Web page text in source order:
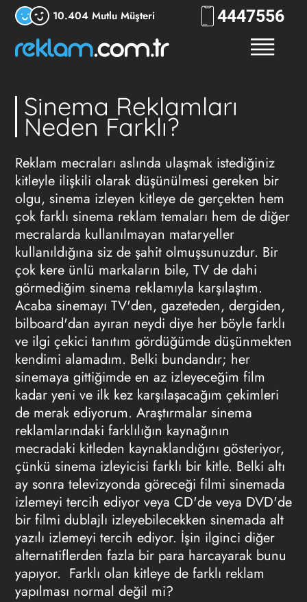
10.404 Mutlu Müşteri 4447556
Sinema Reklamları
Neden Farklı?
Reklam mecraları aslında ulaşmak istediğiniz
kitleyle ilişkili olarak düşünülmesi gereken bir
olgu, sinema izleyen kitleye de gerçekten hem
çok farklı sinema reklam temaları hem de diğer
mecralarda kullanılmayan mataryeller
kullanıldığına siz de şahit olmuşsunuzdur. Bir
çok kere ünlü markaların bile, TV de dahi
görmediğim sinema reklamıyla karşılaştım.
Acaba sinemayı TV'den, gazeteden, dergiden,
bilboard'dan ayıran neydi diye her böyle farklı
ve ilgi çekici tanıtım gördüğümde düşünmekten
kendimi alamadım. Belki bundandır; her
sinemaya gittiğimde en az izleyeceğim film
kadar yeni ve ilk kez karşılaşacağım çekimleri
de merak ediyorum. Araştırmalar sinema
reklamlarındaki farklılığın kaynağının
mecradaki kitleden kaynaklandığını gösteriyor,
çünkü sinema izleyicisi farklı bir kitle. Belki altı
ay sonra televizyonda göreceği filmi sinemada
izlemeyi tercih ediyor veya CD'de veya DVD'de
bir filmi dublajlı izleyebilecekken sinemada alt
yazılı izlemeyi tercih ediyor. İşin ilginci diğer
alternatiflerden fazla bir para harcayarak bunu
yapıyor. Farklı olan kitleye de farklı reklam
yapılması normal değil mi?